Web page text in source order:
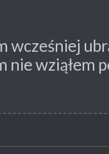
wcześniej
nie wziąłem